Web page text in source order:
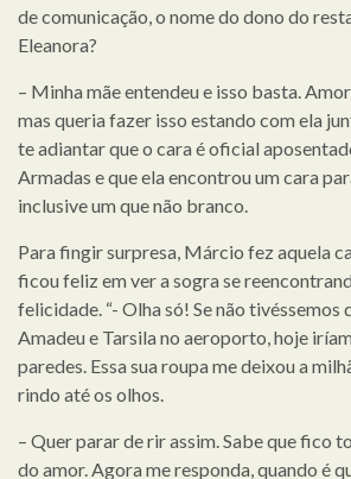
de comunicação, o nome do dono do
Eleanora?
– Minha mãe entendeu e isso basta.
mas queria fazer isso estando com ela
te adiantar que o cara é oficial
Armadas e que ela encontrou um cara
inclusive um que não branco.
Para fingir surpresa, Márcio fez aquela
ficou feliz em ver a sogra se
felicidade. “- Olha só! Se não tivéssemos
Amadeu e Tarsila no aeroporto, hoje
paredes. Essa sua roupa me deixou a
rindo até os olhos.
– Quer parar de rir assim. Sabe que fico
do amor. Agora me responda, quando é